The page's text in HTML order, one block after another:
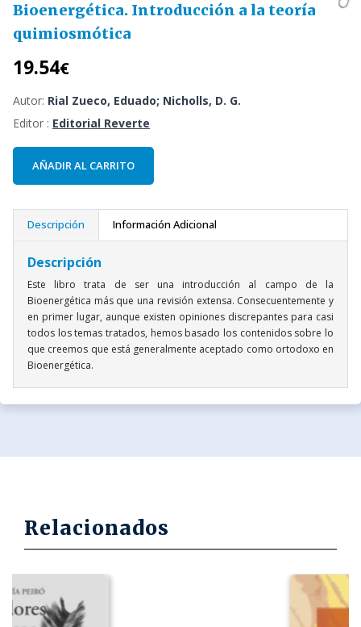
Bioenergética. Introducción a la teoría
quimiosmótica
19.54€
Autor: Rial Zueco, Eduado; Nicholls, D. G.
Editor : Editorial Reverte
AÑADIR AL CARRITO
Descripción Información Adicional
Descripción
Este libro trata de ser una introducción al campo de la
Bioenergética más que una revisión extensa. Consecuentemente y
en primer lugar, aunque existen opiniones discrepantes para casi
todos los temas tratados, hemos basado los contenidos sobre lo
que creemos que está generalmente aceptado como ortodoxo en
Bioenergética.
Relacionados